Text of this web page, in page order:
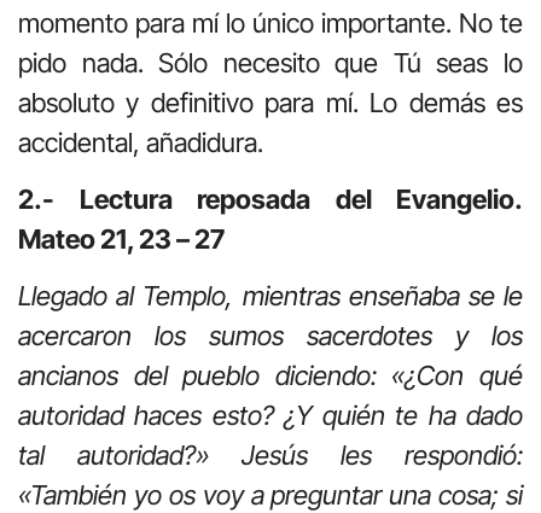
momento para mí lo único importante. No te
pido nada. Sólo necesito que Tú seas lo
absoluto y definitivo para mí. Lo demás es
accidental, añadidura.
2.- Lectura reposada del Evangelio.
Mateo 21, 23 – 27
Llegado al Templo, mientras enseñaba se le
acercaron los sumos sacerdotes y los
ancianos del pueblo diciendo: «¿Con qué
autoridad haces esto? ¿Y quién te ha dado
tal autoridad?» Jesús les respondió:
«También yo os voy a preguntar una cosa; si